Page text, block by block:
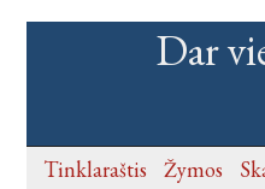
Dar
Tinklaraštis Žymos